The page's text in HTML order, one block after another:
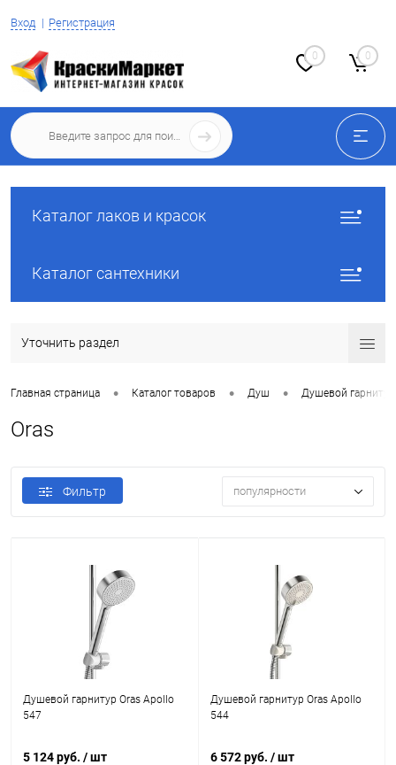
Вход Регистрация
0 0
Каталог лаков и красок
Каталог сантехники
Уточнить раздел
Главная страница • Каталог товаров • Душ • Душевой гарнитур
Oras
Фильтр популярности
Душевой гарнитур Oras Apollo
547
5 124 руб. / шт
Душевой гарнитур Oras Apollo
544
6 572 руб. / шт